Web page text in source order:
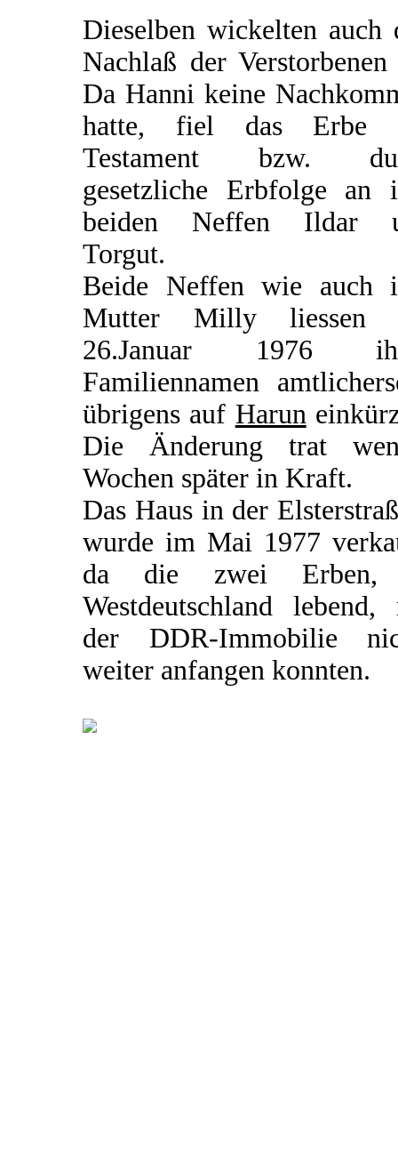
Dieselben wickelten auch
Nachlaß der Verstorbenen
Da Hanni keine
hatte, fiel das Erbe
Testament bzw.
gesetzliche Erbfolge an
beiden Neffen Ildar
Torgut.
Beide Neffen wie auch
Mutter Milly liessen
26.Januar 1976
Familiennamen
übrigens auf Harun
Die Änderung trat
Wochen später in Kraft.
Das Haus in der
wurde im Mai 1977
da die zwei
Westdeutschland lebend,
der DDR-Immobilie
weiter anfangen konnten.